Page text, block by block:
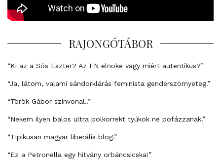
RAJONGÓTÁBOR
“Ki az a Sós Eszter? Az FN elnöke vagy miért autentikus?”
“Ja, látom, valami sándorklárás feminista genderszörnyeteg.”
“Török Gábor színvonal..”
“Nekem ilyen balos ultra polkorrekt tyúkok ne pofázzanak.”
“Tipikusan magyar liberális blog.”
“Ez a Petronella egy hitvány orbáncsicska!”